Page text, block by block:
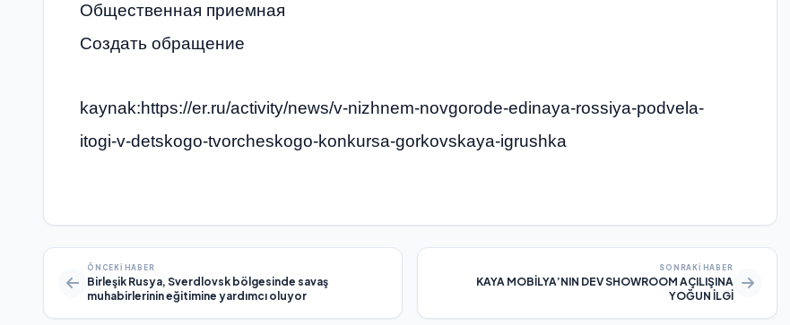
Общественная приемная
Создать обращение
kaynak:https://er.ru/activity/news/v-nizhnem-novgorode-edinaya-rossiya-podvela-
itogi-v-detskogo-tvorcheskogo-konkursa-gorkovskaya-igrushka
ÖNCEKI HABER
Birleşik Rusya, Sverdlovsk bölgesinde savaş
muhabirlerinin eğitimine yardımcı oluyor
SONRAKI HABER
KAYA MOBİLYA’NIN DEV SHOWROOM AÇILIŞINA
YOĞUN İLGİ